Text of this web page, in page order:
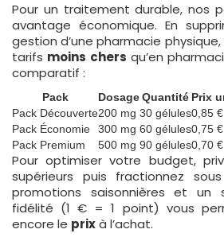
Pour un traitement durable, nos
avantage économique. En
gestion d’une pharmacie
tarifs moins chers qu’en
comparatif :
Pack DosageQuantité Prix
Pack Découverte200 mg 30 gélules0,85 €
Pack Économie
300 mg 60 gélules0,75 €
Pack Premium
500 mg 90 gélules0,70 €
Pour optimiser votre budget,
supérieurs puis fractionnez
promotions saisonnières et un
fidélité (1 € = 1 point) vous
encore le prixà l’achat.